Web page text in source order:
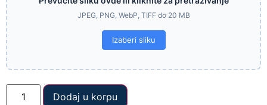
JPEG, PNG, WebP, TIFF do 20 MB
Izaberi sliku
Dodaj u korpu